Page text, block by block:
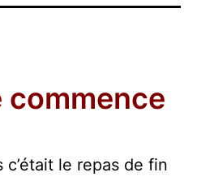
commence
le repas de fin